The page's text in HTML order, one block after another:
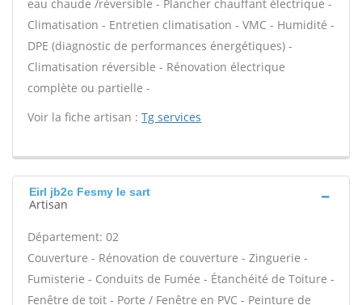
eau chaude /réversible - Plancher chauffant électrique -
Climatisation - Entretien climatisation - VMC - Humidité -
DPE (diagnostic de performances énergétiques) -
Climatisation réversible - Rénovation électrique
complète ou partielle -
Voir la fiche artisan : Tg services
Eirl jb2c Fesmy le sart
Artisan
Département: 02
Couverture - Rénovation de couverture - Zinguerie -
Fumisterie - Conduits de Fumée - Étanchéité de Toiture -
Fenêtre de toit - Porte / Fenêtre en PVC - Peinture de